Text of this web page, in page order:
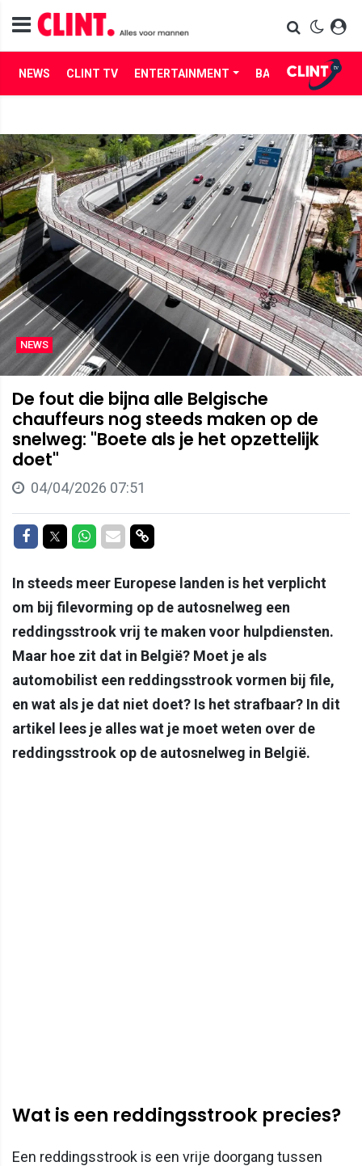
NEWS CLINT TV ENTERTAINMENT BABES LIFE
NEWS
De fout die bijna alle Belgische
chauffeurs nog steeds maken op de
snelweg: "Boete als je het opzettelijk
doet"
04/04/2026 07:51
Delen op Facebook
Delen op Twitter
Delen op Whatsapp
Delen via Mail
Delen via link
In steeds meer Europese landen is het verplicht
om bij filevorming op de autosnelweg een
reddingsstrook vrij te maken voor hulpdiensten.
Maar hoe zit dat in België? Moet je als
automobilist een reddingsstrook vormen bij file,
en wat als je dat niet doet? Is het strafbaar? In dit
artikel lees je alles wat je moet weten over de
reddingsstrook op de autosnelweg in België.
Wat is een reddingsstrook precies?
Een reddingsstrook is een vrije doorgang tussen